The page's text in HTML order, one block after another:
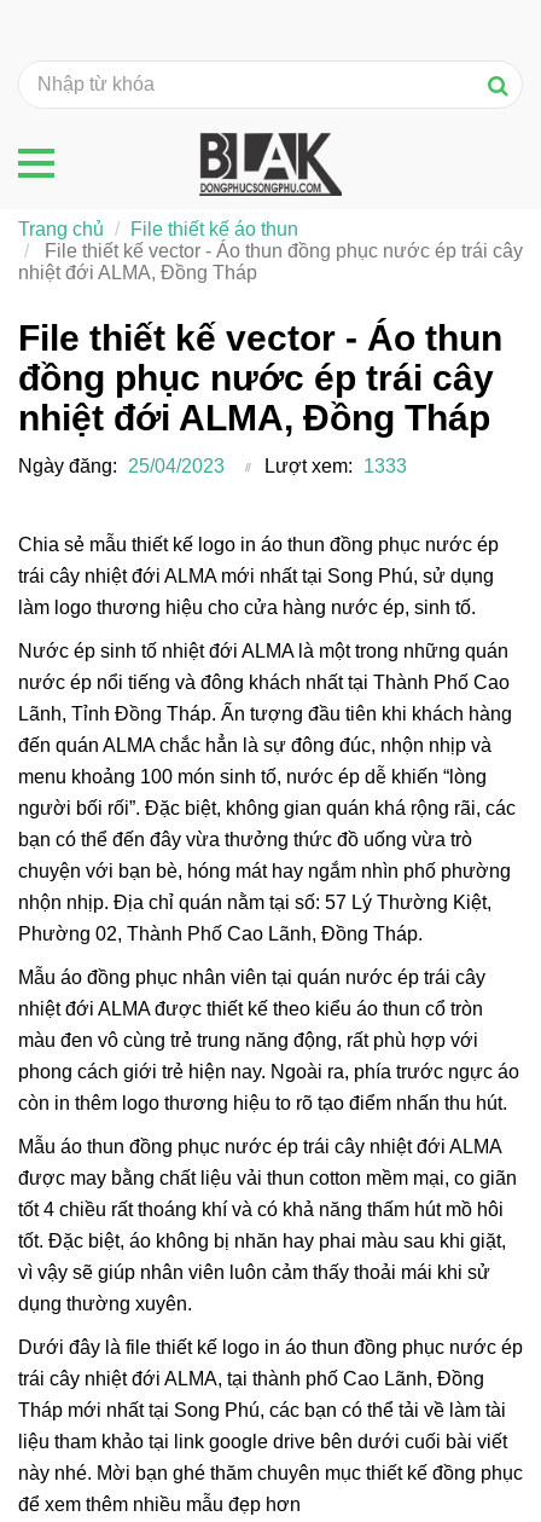
File thiết kế vector - Áo thun
đồng phục nước ép trái cây
nhiệt đới ALMA, Đồng Tháp
Ngày đăng: 25/04/2023 Lượt xem: 1333
Chia sẻ mẫu thiết kế logo in áo thun đồng phục nước ép
trái cây nhiệt đới ALMA mới nhất tại Song Phú, sử dụng
làm logo thương hiệu cho cửa hàng nước ép, sinh tố.
Nước ép sinh tố nhiệt đới ALMA là một trong những quán
nước ép nổi tiếng và đông khách nhất tại Thành Phố Cao
Lãnh, Tỉnh Đồng Tháp. Ấn tượng đầu tiên khi khách hàng
đến quán ALMA chắc hẳn là sự đông đúc, nhộn nhịp và
menu khoảng 100 món sinh tố, nước ép dễ khiến “lòng
người bối rối”. Đặc biệt, không gian quán khá rộng rãi, các
bạn có thể đến đây vừa thưởng thức đồ uống vừa trò
chuyện với bạn bè, hóng mát hay ngắm nhìn phố phường
nhộn nhịp. Địa chỉ quán nằm tại số: 57 Lý Thường Kiệt,
Phường 02, Thành Phố Cao Lãnh, Đồng Tháp.
Mẫu áo đồng phục nhân viên tại quán nước ép trái cây
nhiệt đới ALMA được thiết kế theo kiểu áo thun cổ tròn
màu đen vô cùng trẻ trung năng động, rất phù hợp với
phong cách giới trẻ hiện nay. Ngoài ra, phía trước ngực áo
còn in thêm logo thương hiệu to rõ tạo điểm nhấn thu hút.
Mẫu áo thun đồng phục nước ép trái cây nhiệt đới ALMA
được may bằng chất liệu vải thun cotton mềm mại, co giãn
tốt 4 chiều rất thoáng khí và có khả năng thấm hút mồ hôi
tốt. Đặc biệt, áo không bị nhăn hay phai màu sau khi giặt,
vì vậy sẽ giúp nhân viên luôn cảm thấy thoải mái khi sử
dụng thường xuyên.
Dưới đây là file thiết kế logo in áo thun đồng phục nước ép
trái cây nhiệt đới ALMA, tại thành phố Cao Lãnh, Đồng
Tháp mới nhất tại Song Phú, các bạn có thể tải về làm tài
liệu tham khảo tại link google drive bên dưới cuối bài viết
này nhé. Mời bạn ghé thăm chuyên mục thiết kế đồng phục
để xem thêm nhiều mẫu đẹp hơn
Trang chủ
File thiết kế áo thun
File thiết kế vector - Áo thun đồng phục nước ép trái cây
nhiệt đới ALMA, Đồng Tháp